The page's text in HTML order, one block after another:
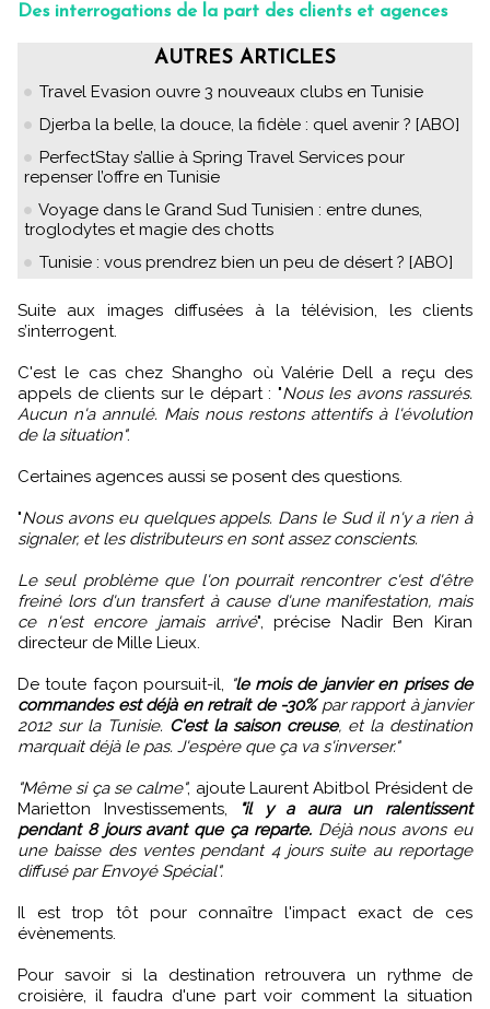
Des interrogations de la part des clients et agences
AUTRES ARTICLES
Travel Evasion ouvre 3 nouveaux clubs en Tunisie
Djerba la belle, la douce, la fidèle : quel avenir ? [ABO]
PerfectStay s’allie à Spring Travel Services pour
repenser l’offre en Tunisie
Voyage dans le Grand Sud Tunisien : entre dunes,
troglodytes et magie des chotts
Tunisie : vous prendrez bien un peu de désert ? [ABO]
Suite aux images diffusées à la télévision, les clients
s’interrogent.
C'est le cas chez Shangho où Valérie Dell a reçu des
appels de clients sur le départ : "Nous les avons rassurés.
Aucun n'a annulé. Mais nous restons attentifs à l'évolution
de la situation".
Certaines agences aussi se posent des questions.
"Nous avons eu quelques appels. Dans le Sud il n'y a rien à
signaler, et les distributeurs en sont assez conscients.
Le seul problème que l'on pourrait rencontrer c'est d'être
freiné lors d'un transfert à cause d'une manifestation, mais
ce n'est encore jamais arrivé", précise Nadir Ben Kiran
directeur de Mille Lieux.
De toute façon poursuit-il, "le mois de janvier en prises de
commandes est déjà en retrait de -30%par rapport à janvier
2012 sur la Tunisie. C'est la saison creuse, et la destination
marquait déjà le pas. J'espère que ça va s'inverser."
"Même si ça se calme", ajoute Laurent Abitbol Président de
Marietton Investissements,
"il y a aura un ralentissent
pendant 8 jours avant que ça reparte.Déjà nous avons eu
une baisse des ventes pendant 4 jours suite au reportage
diffusé par Envoyé Spécial".
Il est trop tôt pour connaître l'impact exact de ces
évènements.
Pour savoir si la destination retrouvera un rythme de
croisière, il faudra d'une part voir comment la situation